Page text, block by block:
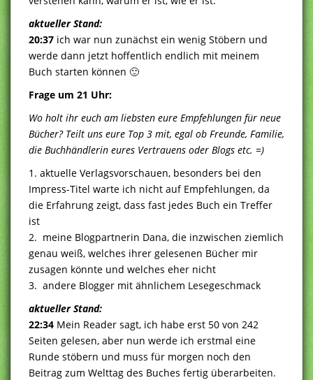
aktueller Stand:
20:37 ich war nun zunächst ein wenig Stöbern und
werde dann jetzt hoffentlich endlich mit meinem
Buch starten können 🙂
Frage um 21 Uhr:
Wo holt ihr euch am liebsten eure Empfehlungen für neue
Bücher? Teilt uns eure Top 3 mit, egal ob Freunde, Familie,
die Buchhändlerin eures Vertrauens oder Blogs etc. =)
1. aktuelle Verlagsvorschauen, besonders bei den
Impress-Titel warte ich nicht auf Empfehlungen, da
die Erfahrung zeigt, dass fast jedes Buch ein Treffer
ist
2. meine Blogpartnerin Dana, die inzwischen ziemlich
genau weiß, welches ihrer gelesenen Bücher mir
zusagen könnte und welches eher nicht
3. andere Blogger mit ähnlichem Lesegeschmack
aktueller Stand:
22:34 Mein Reader sagt, ich habe erst 50 von 242
Seiten gelesen, aber nun werde ich erstmal eine
Runde stöbern und muss für morgen noch den
Beitrag zum Welttag des Buches fertig überarbeiten.